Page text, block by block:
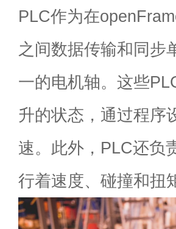
PLC作为在
之间数据传输和同步
一的电机轴。这些
升的状态，通过程序
速。此外，PLC还负
行着速度、碰撞和扭